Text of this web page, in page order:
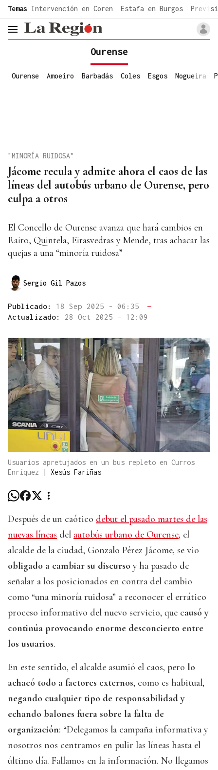
common.go-to-content
Temas Intervención en Coren Estafa en Burgos
header.menu.open
Ourense
Ourense Amoeiro Barbadás Coles Esgos Nogueira
Jácome recula y admite ahora el caos de las
líneas del autobús urbano de Ourense, pero
culpa a otros
"MINORÍA RUIDOSA"
El Concello de Ourense avanza que hará cambios en
Rairo, Quintela, Eirasvedras y Mende, tras achacar las
quejas a una “minoría ruidosa”
Sergio Gil Pazos
Publicado: 18 Sep 2025 - 06:35
—
Actualizado: 28 Oct 2025 - 12:09
Usuarios apretujados en un bus repleto en Curros
Enríquez
| Xesús Fariñas
Después de un caótico debut el pasado martes de las
nuevas líneas del autobús urbano de Ourense, el
alcalde de la ciudad, Gonzalo Pérez Jácome, se vio
obligado a cambiar su discurso y ha pasado de
señalar a los posicionados en contra del cambio
como “una minoría ruidosa” a reconocer el errático
proceso informativo del nuevo servicio, que causó y
continúa provocando enorme desconcierto entre
los usuarios.
En este sentido, el alcalde asumió el caos, pero lo
achacó todo a factores externos, como es habitual,
negando cualquier tipo de responsabilidad y
echando balones fuera sobre la falta de
organización: “Delegamos la campaña informativa y
nosotros nos centramos en pulir las líneas hasta el
último día. Fallamos en la información. No llegamos